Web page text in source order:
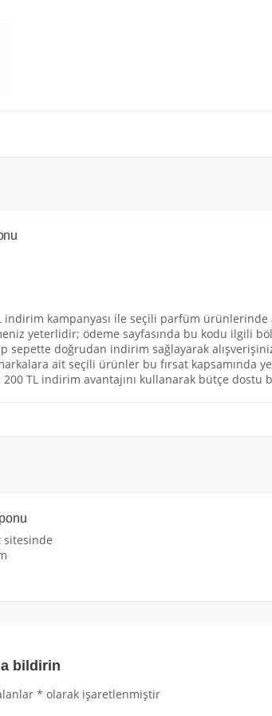
kampanyası ile seçili parfüm
yeterlidir; ödeme sayfasında bu kodu ilgili
sepette doğrudan indirim sağlayarak
ait seçili ürünler bu fırsat kapsamında
TL indirim avantajını kullanarak bütçe dostu
sitesinde
bildirin
* olarak işaretlenmiştir